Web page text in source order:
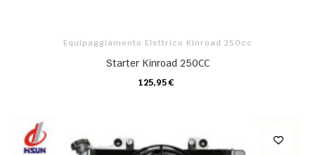
Equipaggiamento Elettrico Kinroad 250cc
Starter Kinroad 250CC
125,95 €
CARRELLO